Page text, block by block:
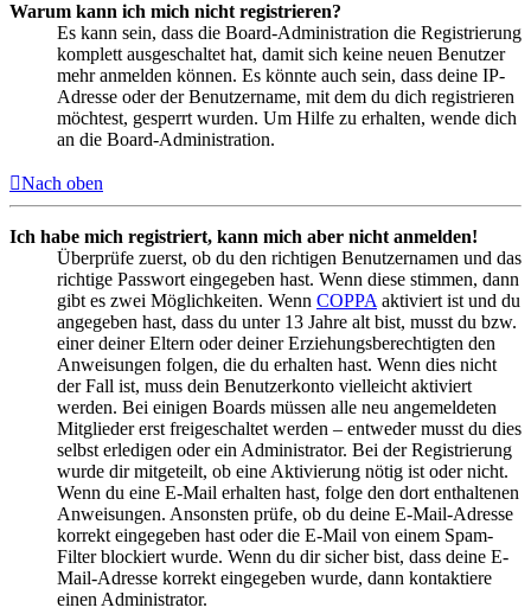
Warum kann ich mich nicht registrieren?
Es kann sein, dass die Board-Administration die Registrierung
komplett ausgeschaltet hat, damit sich keine neuen Benutzer
mehr anmelden können. Es könnte auch sein, dass deine IP-
Adresse oder der Benutzername, mit dem du dich registrieren
möchtest, gesperrt wurden. Um Hilfe zu erhalten, wende dich
an die Board-Administration.
Nach oben
Ich habe mich registriert, kann mich aber nicht anmelden!
Überprüfe zuerst, ob du den richtigen Benutzernamen und das
richtige Passwort eingegeben hast. Wenn diese stimmen, dann
gibt es zwei Möglichkeiten. Wenn COPPA aktiviert ist und du
angegeben hast, dass du unter 13 Jahre alt bist, musst du bzw.
einer deiner Eltern oder deiner Erziehungsberechtigten den
Anweisungen folgen, die du erhalten hast. Wenn dies nicht
der Fall ist, muss dein Benutzerkonto vielleicht aktiviert
werden. Bei einigen Boards müssen alle neu angemeldeten
Mitglieder erst freigeschaltet werden – entweder musst du dies
selbst erledigen oder ein Administrator. Bei der Registrierung
wurde dir mitgeteilt, ob eine Aktivierung nötig ist oder nicht.
Wenn du eine E-Mail erhalten hast, folge den dort enthaltenen
Anweisungen. Ansonsten prüfe, ob du deine E-Mail-Adresse
korrekt eingegeben hast oder die E-Mail von einem Spam-
Filter blockiert wurde. Wenn du dir sicher bist, dass deine E-
Mail-Adresse korrekt eingegeben wurde, dann kontaktiere
einen Administrator.